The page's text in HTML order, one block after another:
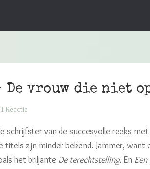
De vrouw die niet
1 Reactie
schrijfster van de succesvolle reeks
zijn minder bekend. Jammer, want
het briljante De terechtstelling. En